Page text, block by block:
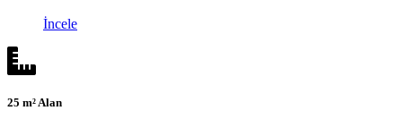
İncele
25 m² Alan